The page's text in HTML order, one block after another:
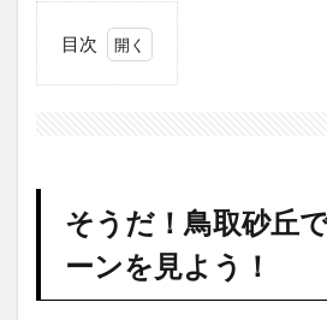
目次
ーパ
ーム
ーン
よ
そうだ！鳥取砂丘
ーンを見よう！